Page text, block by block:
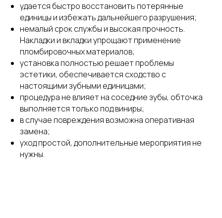
удается быстро восстановить потерянные
единицы и избежать дальнейшего разрушения;
немалый срок службы и высокая прочность.
Накладки и вкладки упрощают применение
пломбировочных материалов;
установка полностью решает проблемы
эстетики, обеспечивается сходство с
настоящими зубными единицами;
процедура не влияет на соседние зубы, обточка
выполняется только под виниры;
в случае повреждения возможна оперативная
замена;
уход простой, дополнительные мероприятия не
нужны.